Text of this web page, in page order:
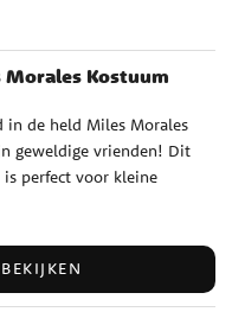
Kostuum
in de held Miles Morales
geweldige vrienden! Dit
perfect voor kleine
details en een
en masker ✔️
polyester ✔️ Geschikt
BEKIJKEN